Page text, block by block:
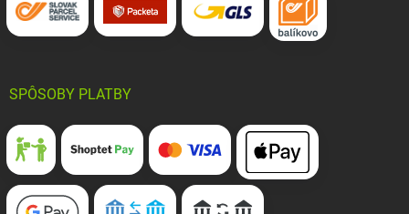
SPÔSOBY PLATBY